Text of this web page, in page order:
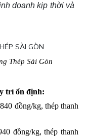
doanh kịp thời và
Thép Sài Gòn
trì ổn định:
đồng/kg, thép thanh
đồng/kg, thép thanh